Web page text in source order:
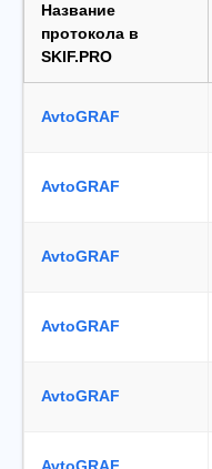
Название
протокола в
SKIF.PRO
AvtoGRAF
AvtoGRAF
AvtoGRAF
AvtoGRAF
AvtoGRAF